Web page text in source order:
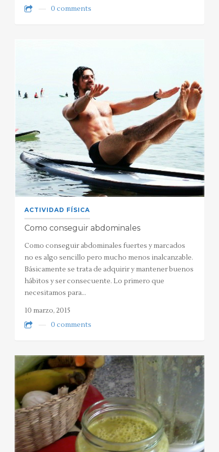
0 comments
ACTIVIDAD FÍSICA
Como conseguir abdominales
Como conseguir abdominales fuertes y marcados
no es algo sencillo pero mucho menos inalcanzable.
Básicamente se trata de adquirir y mantener buenos
hábitos y ser consecuente. Lo primero que
necesitamos para…
10 marzo, 2015
0 comments